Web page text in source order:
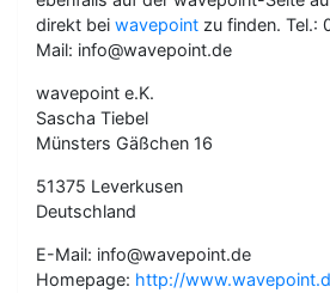
direkt bei wavepoint zu finden. Tel.:
Mail: info@wavepoint.de
wavepoint e.K.
Sascha Tiebel
Münsters Gäßchen 16
51375 Leverkusen
Deutschland
E-Mail: info@wavepoint.de
Homepage: http://